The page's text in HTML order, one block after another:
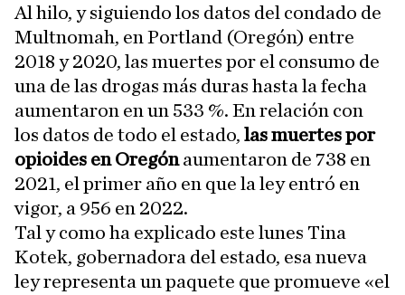
Al hilo, y siguiendo los datos del condado de
Multnomah, en Portland (Oregón) entre
2018 y 2020, las muertes por el consumo de
una de las drogas más duras hasta la fecha
aumentaron en un 533 %. En relación con
los datos de todo el estado, las muertes por
opioides en Oregónaumentaron de 738 en
2021, el primer año en que la ley entró en
vigor, a 956 en 2022.
Tal y como ha explicado este lunes Tina
Kotek, gobernadora del estado, esa nueva
ley representa un paquete que promueve «el